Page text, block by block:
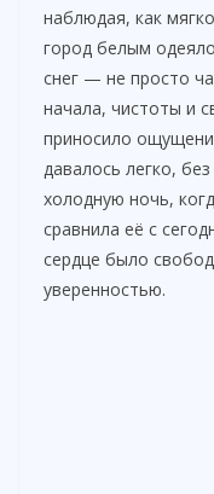
наблюдая, как
город белым
снег — не просто
начала, чистоты и
приносило
давалось легко,
холодную ночь,
сравнила её с
сердце было
уверенностью.